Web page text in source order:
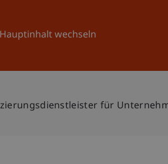
wechseln
Aktuelles
für